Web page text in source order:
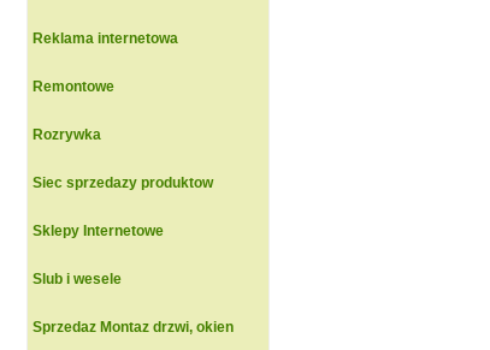
Reklama internetowa
Remontowe
Rozrywka
Siec sprzedazy produktow
Sklepy Internetowe
Slub i wesele
Sprzedaz Montaz drzwi, okien